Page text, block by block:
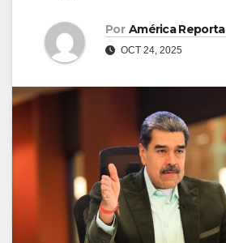
Por América Reporta
OCT 24, 2025